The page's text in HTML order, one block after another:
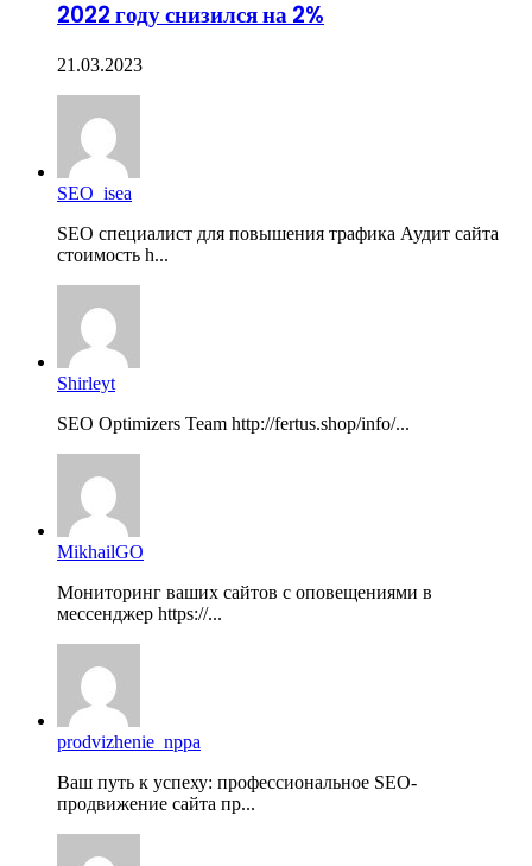
2022 году снизился на 2%
21.03.2023
SEO_isea
SEO специалист для повышения трафика Аудит сайта
стоимость h...
Shirleyt
SEO Optimizers Team http://fertus.shop/info/...
MikhailGO
Мониторинг ваших сайтов с оповещениями в
мессенджер https://...
prodvizhenie_nppa
Ваш путь к успеху: профессиональное SEO-
продвижение сайта пр...